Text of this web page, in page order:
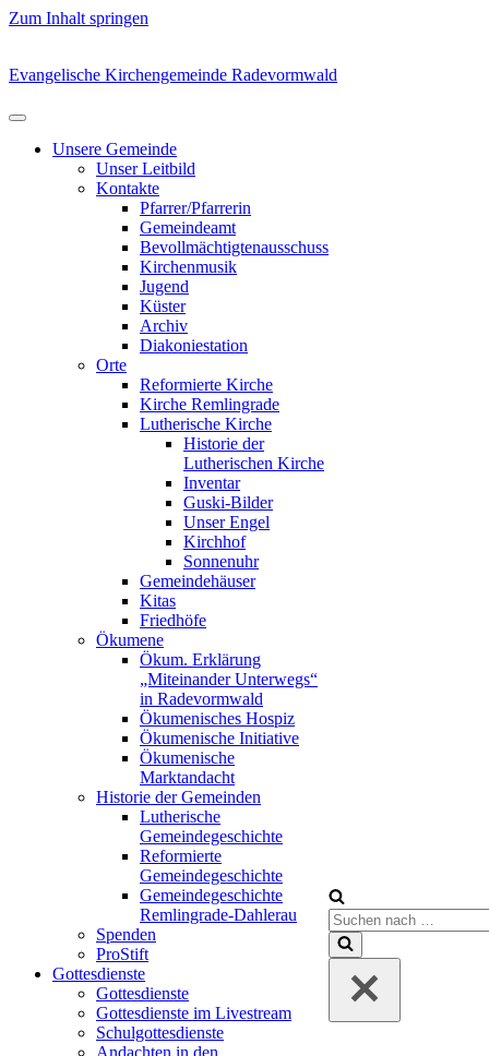
Zum Inhalt springen
Evangelische Kirchengemeinde Radevormwald
Unsere Gemeinde
Unser Leitbild
Kontakte
Pfarrer/Pfarrerin
Gemeindeamt
Bevollmächtigtenausschuss
Kirchenmusik
Jugend
Küster
Archiv
Diakoniestation
Orte
Reformierte Kirche
Kirche Remlingrade
Lutherische Kirche
Historie der
Lutherischen Kirche
Inventar
Guski-Bilder
Unser Engel
Kirchhof
Sonnenuhr
Gemeindehäuser
Kitas
Friedhöfe
Ökumene
Ökum. Erklärung
„Miteinander Unterwegs“
in Radevormwald
Ökumenisches Hospiz
Ökumenische Initiative
Ökumenische
Marktandacht
Historie der Gemeinden
Lutherische
Gemeindegeschichte
Reformierte
Gemeindegeschichte
Gemeindegeschichte
Remlingrade-Dahlerau
Spenden
ProStift
Gottesdienste
Gottesdienste
Gottesdienste im Livestream
Schulgottesdienste
Andachten in den
Suchen
nach …